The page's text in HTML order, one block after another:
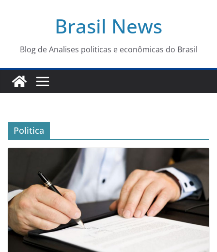
conteúdo
Brasil News
Blog de Analises politicas e econômicas do Brasil
Politica